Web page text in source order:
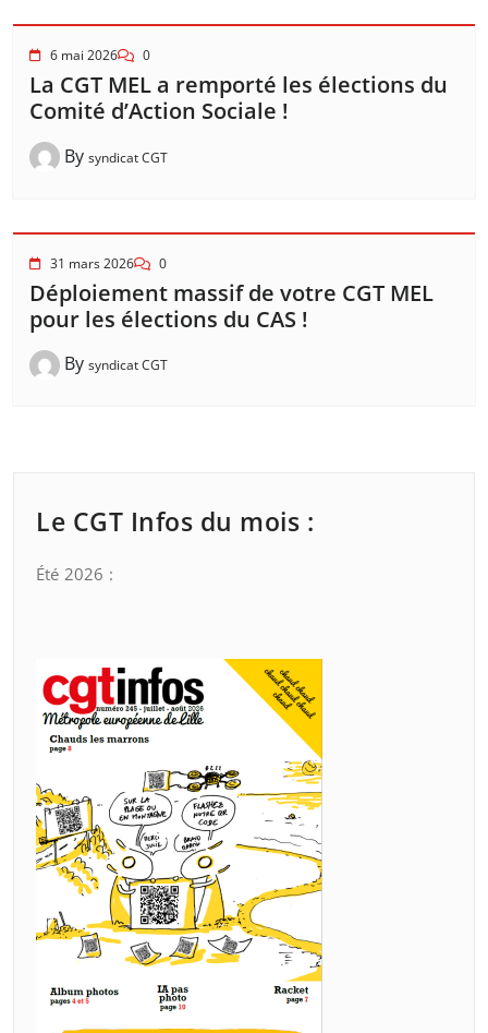
6 mai 2026 0
La CGT MEL a remporté les élections du
Comité d’Action Sociale !
By syndicat CGT
31 mars 2026 0
Déploiement massif de votre CGT MEL
pour les élections du CAS !
By syndicat CGT
Le CGT Infos du mois :
Été 2026 :